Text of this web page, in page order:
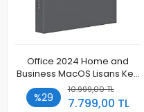
Office 2024 Home and
Business MacOS Lisans Key
- Maile Kayıt
%29
10.999,00 TL
7.799,00 TL